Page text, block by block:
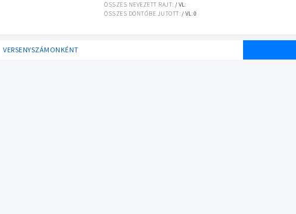
ÖSSZES NEVEZETT RAJT: / VL:
ÖSSZES DÖNTŐBE JUTOTT:/ VL: 0
VERSENYSZÁMONKÉNT